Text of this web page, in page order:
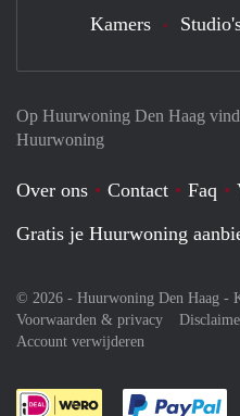
Op Huurwoning Den Haag
Huurwoning
Over ons Contact Faq
Gratis je Huurwoning
© 2026 - Huurwoning Den Haag -
Voorwaarden & privacy
Account verwijderen
Kamers